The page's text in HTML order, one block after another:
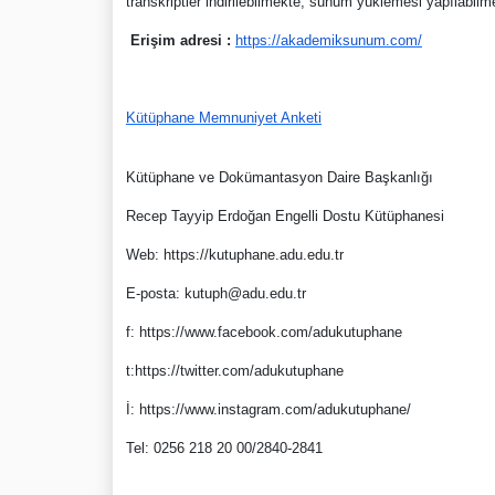
Erişim adresi : https://akademiksunum.com/
Kütüphane Memnuniyet Anketi
Kütüphane ve Dokümantasyon Daire Başkanlığı
Recep Tayyip Erdoğan Engelli Dostu Kütüphanesi
Web: https://kutuphane.adu.edu.tr
E-posta: kutuph@adu.edu.tr
f: https://www.facebook.com/adukutuphane
t:https://twitter.com/adukutuphane
İ: https://www.instagram.com/adukutuphane/
Tel: 0256 218 20 00/2840-2841